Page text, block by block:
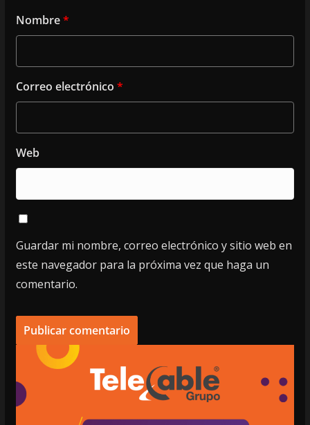
Nombre*
Correo electrónico *
Web
Guardar mi nombre, correo electrónico y sitio web en
este navegador para la próxima vez que haga un
comentario.